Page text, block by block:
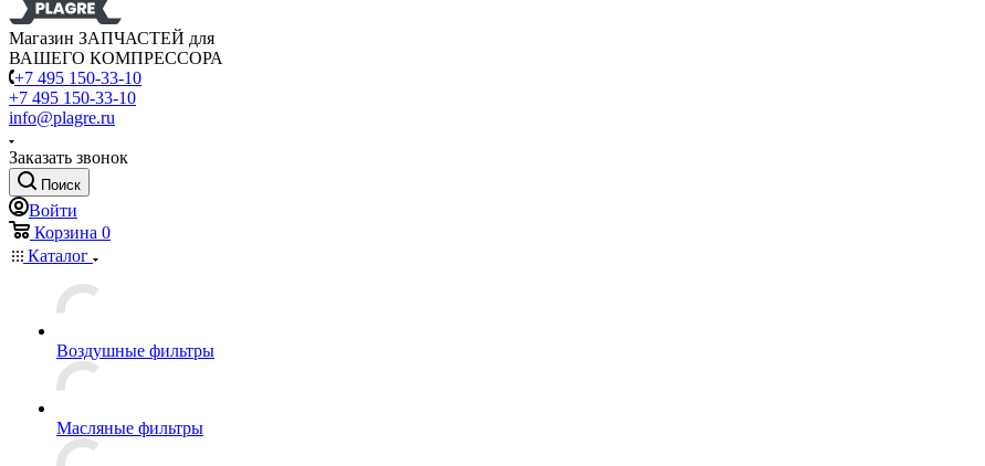
Магазин ЗАПЧАСТЕЙ для
ВАШЕГО КОМПРЕССОРА
+7 495 150-33-10
+7 495 150-33-10
info@plagre.ru
Заказать звонок
Поиск
Войти
Корзина 0
Каталог
Воздушные фильтры
Масляные фильтры